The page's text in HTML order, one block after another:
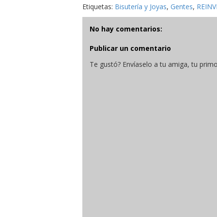
Etiquetas: Bisutería y Joyas, Gentes,
No hay comentarios:
Publicar un comentario
Te gustó? Envíaselo a tu amiga, tu